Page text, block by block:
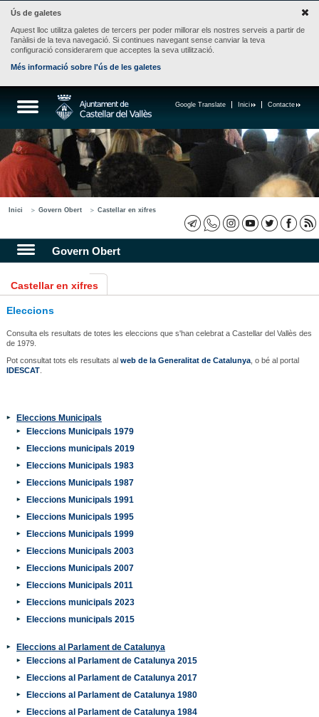
Ús de galetes
Aquest lloc utilitza galetes de tercers per poder millorar els nostres serveis a partir de
l'anàlisi de la teva navegació. Si continues navegant sense canviar la teva
configuració considerarem que acceptes la seva utilització.
Més informació sobre l'ús de les galetes
Contacte
Inici
Google Translate
Inici Govern Obert Castellar en xifres
Govern Obert
Castellar en xifres
Eleccions
Consulta els resultats de totes les eleccions que s'han celebrat a Castellar del Vallès des
de 1979.
Pot consultat tots els resultats al web de la Generalitat de Catalunya, o bé al portal
IDESCAT.
Eleccions Municipals
Eleccions Municipals 1979
Eleccions municipals 2019
Eleccions Municipals 1983
Eleccions Municipals 1987
Eleccions Municipals 1991
Eleccions Municipals 1995
Eleccions Municipals 1999
Eleccions Municipals 2003
Eleccions Municipals 2007
Eleccions Municipals 2011
Eleccions municipals 2023
Eleccions municipals 2015
Eleccions al Parlament de Catalunya
Eleccions al Parlament de Catalunya 2015
Eleccions al Parlament de Catalunya 2017
Eleccions al Parlament de Catalunya 1980
Eleccions al Parlament de Catalunya 1984